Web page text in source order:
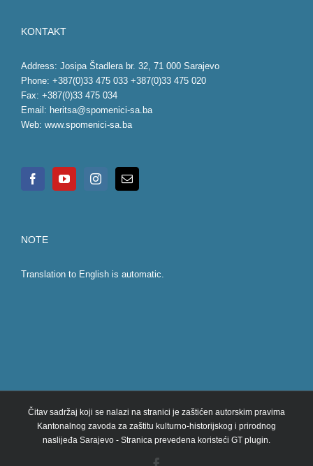
KONTAKT
Address: Josipa Štadlera br. 32, 71 000 Sarajevo
Phone: +387(0)33 475 033 +387(0)33 475 020
Fax: +387(0)33 475 034
Email: heritsa@spomenici-sa.ba
Web: www.spomenici-sa.ba
NOTE
Translation to English is automatic.
Čitav sadržaj koji se nalazi na stranici je zaštićen autorskim pravima
Kantonalnog zavoda za zaštitu kulturno-historijskog i prirodnog
naslijeđa Sarajevo - Stranica prevedena koristeći GT plugin.